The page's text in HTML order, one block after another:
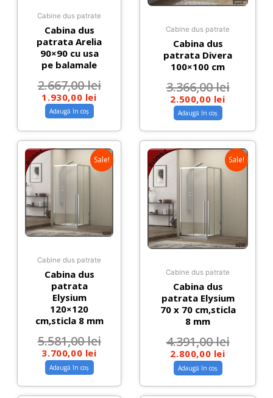
Cabine dus patrate
Cabina dus
patrata Arelia
90×90 cu usa
pe balamale
2.667,00lei
1.930,00 lei
Adaugă în coș
Cabine dus patrate
Cabina dus
patrata Divera
100×100 cm
3.366,00lei
2.500,00 lei
Adaugă în coș
Sale!
Cabine dus patrate
Cabina dus
patrata
Elysium
120×120
cm,sticla 8 mm
5.581,00lei
3.700,00 lei
Adaugă în coș
Sale!
Cabine dus patrate
Cabina dus
patrata Elysium
70 x 70 cm,sticla
8 mm
4.391,00lei
2.800,00 lei
Adaugă în coș